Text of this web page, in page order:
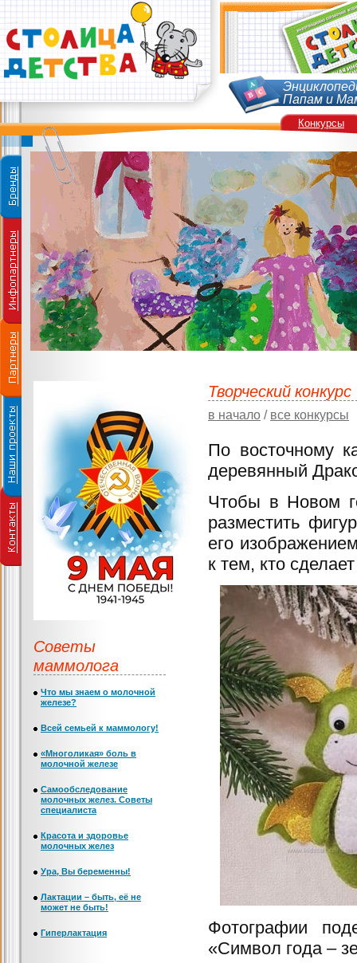
Папам и
Творческий
в начало / все конкурсы
По восточному
деревянный
Чтобы в Новом
разместить
его
к тем, кто
Фотографии
«Символ года –
Советы
маммолога
Что мы знаем о молочной
железе?
Всей семьей к маммологу!
«Многоликая» боль в
молочной железе
Самообследование
молочных желез. Советы
специалиста
Красота и здоровье
молочных желез
Ура, Вы беременны!
Лактации – быть, её не
может не быть!
Гиперлактация
Конкурсы